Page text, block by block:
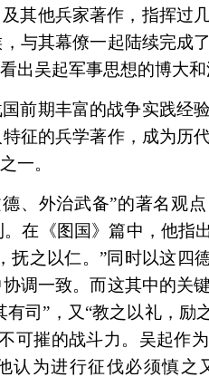
其他兵家著作，指挥过
与其幕僚一起陆续完成
出吴起军事思想的博大和
前期丰富的战争实践经
征的兵学著作，成为历
一。
、外治武备”的著名观
在《图国》篇中，他指
之以仁。”同时以这四
调一致。而这其中的关
司”，又“教之以礼，励
可摧的战斗力。吴起作
认为进行征伐必须慎之